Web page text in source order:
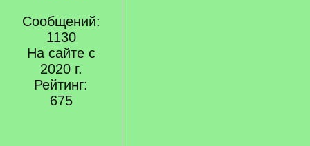
Сообщений:
1130
На сайте с
2020 г.
Рейтинг:
675